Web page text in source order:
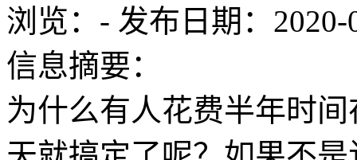
浏览： - 发布日期：2020-
信息摘要：
为什么有人花费半年时